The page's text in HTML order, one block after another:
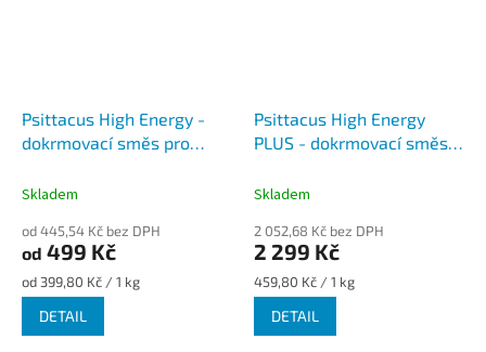
Psittacus High Energy -
dokrmovací směs pro
Skladem
od 445,54 Kč bez DPH
od 499 Kč
Měrná
cena:
od 399,80 Kč / 1 kg
DETAIL
Psittacus High Energy
PLUS - dokrmovací směs
Skladem
2 052,68 Kč bez DPH
2 299 Kč
Měrná
cena:
459,80 Kč / 1 kg
DETAIL